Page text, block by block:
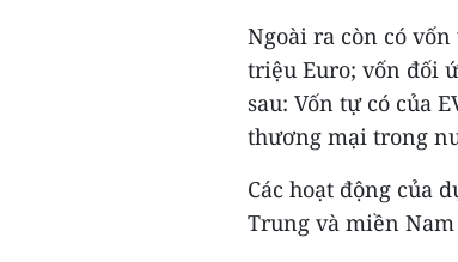
Ngoài ra còn có
triệu Euro; vốn đối
sau: Vốn tự có của
thương mại trong
Các hoạt động của
Trung và miền